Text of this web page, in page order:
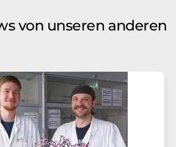
von unseren anderen